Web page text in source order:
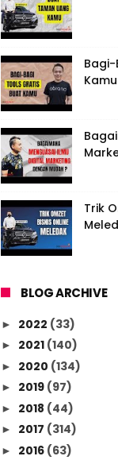
Kamu
Trik
BLOG ARCHIVE
► 2022 (33)
► 2021 (140)
► 2020 (134)
► 2019 (97)
► 2018 (44)
► 2017 (314)
► 2016 (63)